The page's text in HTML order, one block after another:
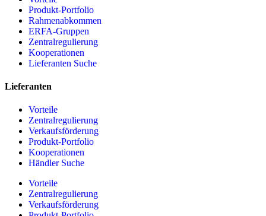
Produkt-Portfolio
Rahmenabkommen
ERFA-Gruppen
Zentralregulierung
Kooperationen
Lieferanten Suche
Lieferanten
Vorteile
Zentralregulierung
Verkaufsförderung
Produkt-Portfolio
Kooperationen
Händler Suche
Vorteile
Zentralregulierung
Verkaufsförderung